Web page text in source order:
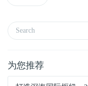
为您推荐